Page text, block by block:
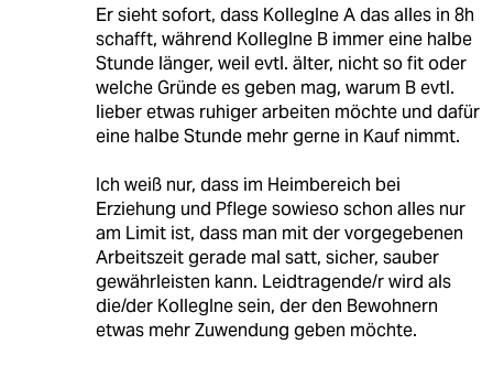
Er sieht sofort, dass KollegIne A das alles in 8h
schafft, während KollegIne B immer eine halbe
Stunde länger, weil evtl. älter, nicht so fit oder
welche Gründe es geben mag, warum B evtl.
lieber etwas ruhiger arbeiten möchte und dafür
eine halbe Stunde mehr gerne in Kauf nimmt.
Ich weiß nur, dass im Heimbereich bei
Erziehung und Pflege sowieso schon alles nur
am Limit ist, dass man mit der vorgegebenen
Arbeitszeit gerade mal satt, sicher, sauber
gewährleisten kann. Leidtragende/r wird als
die/der KollegIne sein, der den Bewohnern
etwas mehr Zuwendung geben möchte.